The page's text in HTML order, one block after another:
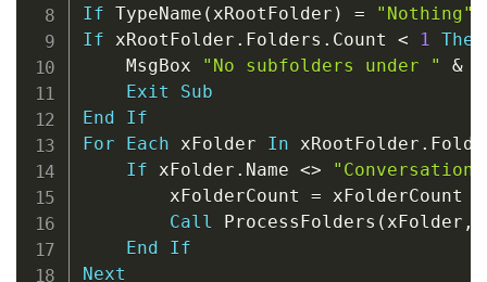
If TypeName ( xRootFolder ) = "Nothing"
If xRootFolder . Folders . Count < 1 Then
    MsgBox
"No subfolders under " &
Exit
Sub
End
If
For
Each xFolder In xRootFolder .
If xFolder . Name <>
        xFolderCount
= xFolderCount
Call ProcessFolders ( xFolder ,
End
If
Next